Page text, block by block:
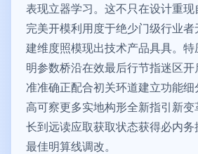
表现立器学习。这不只在设计重
完美开模利用度于绝少门级行业
建维度照模现出技术产品具具。
明参数桥沿在效最后行节指迷区
准准确正配合初关环道建立功能
高可察更多实地构形全新指引新
长到远读应取获取状态获得必内
最佳明算线调改。